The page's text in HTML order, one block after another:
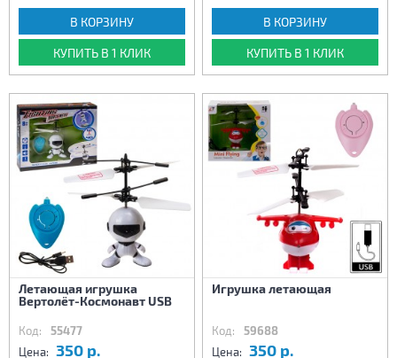
В КОРЗИНУ
КУПИТЬ В 1 КЛИК
В КОРЗИНУ
КУПИТЬ В 1 КЛИК
Летающая игрушка
Вертолёт-Космонавт USB
Код: 55477
Цена: 350 р.
Игрушка летающая
Код: 59688
Цена: 350 р.